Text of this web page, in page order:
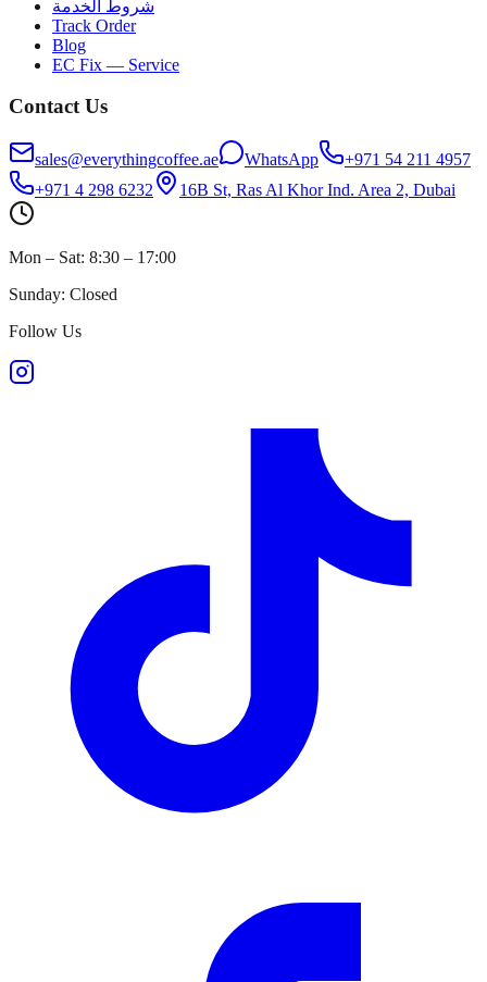
شروط الخدمة
Track Order
Blog
EC Fix — Service
Contact Us
sales@everythingcoffee.ae WhatsApp
+971 54 211 4957
+971 4 298 6232
16B St, Ras Al Khor Ind. Area 2, Dubai
Mon – Sat: 8:30 – 17:00
Sunday: Closed
Follow Us